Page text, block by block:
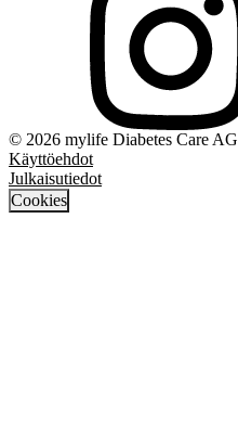
© 2026 mylife Diabetes Care AG
Käyttöehdot
Julkaisutiedot
Cookies